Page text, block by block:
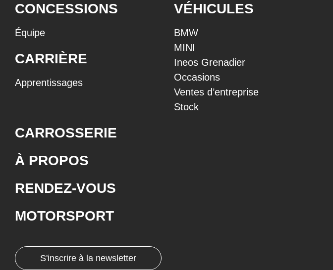
CONCESSIONS
Équipe
CARRIÈRE
Apprentissages
VÉHICULES
BMW
MINI
Ineos Grenadier
Occasions
Ventes d’entreprise
Stock
CARROSSERIE
À PROPOS
RENDEZ-VOUS
MOTORSPORT
S'inscrire à la newsletter